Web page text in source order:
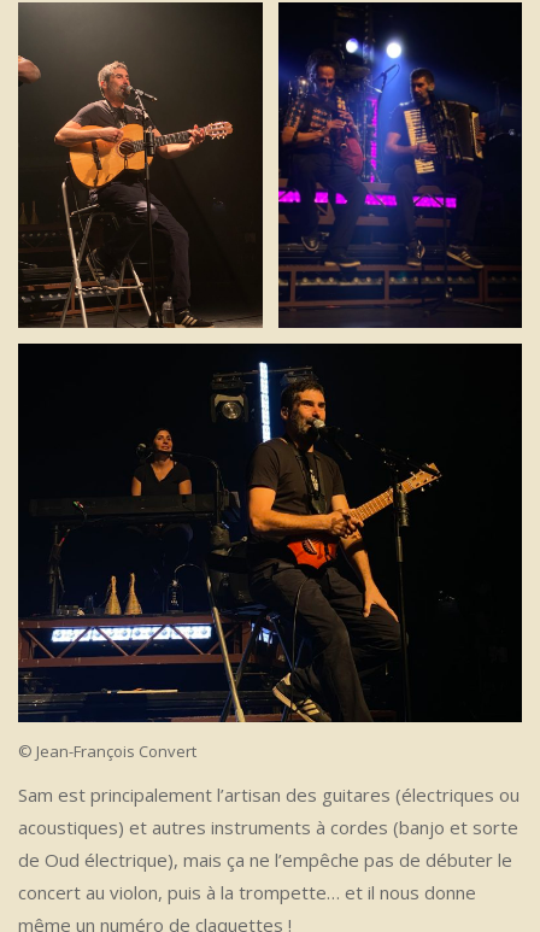
© Jean-François Convert
Sam est principalement l’artisan des guitares (électriques ou
acoustiques) et autres instruments à cordes (banjo et sorte
de Oud électrique), mais ça ne l’empêche pas de débuter le
concert au violon, puis à la trompette… et il nous donne
même un numéro de claquettes !